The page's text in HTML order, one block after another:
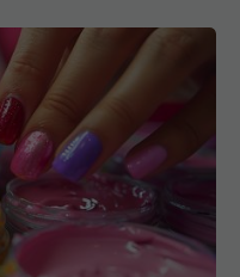
pe unghii